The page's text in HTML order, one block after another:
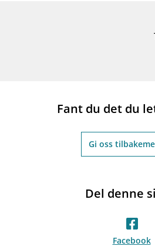
Fant du det du
Gi oss
Del denne
Facebook